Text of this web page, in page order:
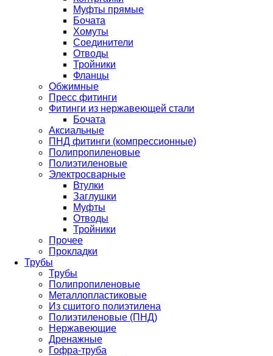
Муфты прямые
Бочата
Хомуты
Соединители
Отводы
Тройники
Фланцы
Обжимные
Пресс фитинги
Фитинги из нержавеющей стали
Бочата
Аксиальные
ПНД фитинги (компрессионные)
Полипропиленовые
Полиэтиленовые
Электросварные
Втулки
Заглушки
Муфты
Отводы
Тройники
Прочее
Прокладки
Трубы
Трубы
Полипропиленовые
Металлопластиковые
Из сшитого полиэтилена
Полиэтиленовые (ПНД)
Нержавеющие
Дренажные
Гофра-труба